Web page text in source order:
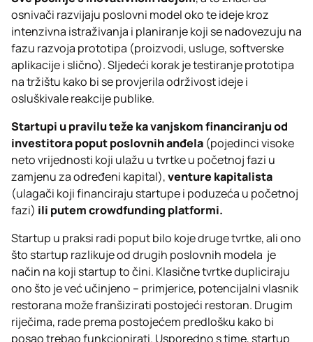
osnivači razvijaju poslovni model oko te ideje kroz
intenzivna istraživanja i planiranje koji se nadovezuju na
fazu razvoja prototipa (proizvodi, usluge, softverske
aplikacije i slično). Sljedeći korak je testiranje prototipa
na tržištu kako bi se provjerila održivost ideje i
osluškivale reakcije publike.
Startupi u pravilu teže ka vanjskom financiranju od
investitora poput poslovnih anđela (pojedinci visoke
neto vrijednosti koji ulažu u tvrtke u početnoj fazi u
zamjenu za određeni kapital),venture kapitalista
(ulagači koji financiraju startupe i poduzeća u početnoj
fazi) ili putem crowdfunding platformi.
Startup u praksi radi poput bilo koje druge tvrtke, ali ono
što startup razlikuje od drugih poslovnih modela je
način na koji startup to čini. Klasične tvrtke dupliciraju
ono što je već učinjeno – primjerice, potencijalni vlasnik
restorana može franšizirati postojeći restoran. Drugim
riječima, rade prema postojećem predlošku kako bi
posao trebao funkcionirati. Usporedno s time, startup